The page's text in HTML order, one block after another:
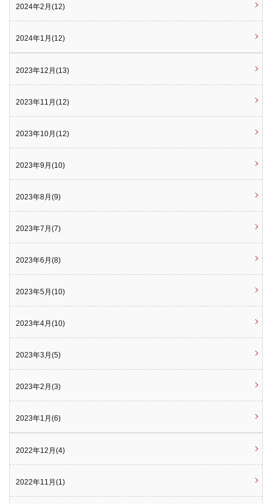
2024年2月(12)
2024年1月(12)
2023年12月(13)
2023年11月(12)
2023年10月(12)
2023年9月(10)
2023年8月(9)
2023年7月(7)
2023年6月(8)
2023年5月(10)
2023年4月(10)
2023年3月(5)
2023年2月(3)
2023年1月(6)
2022年12月(4)
2022年11月(1)